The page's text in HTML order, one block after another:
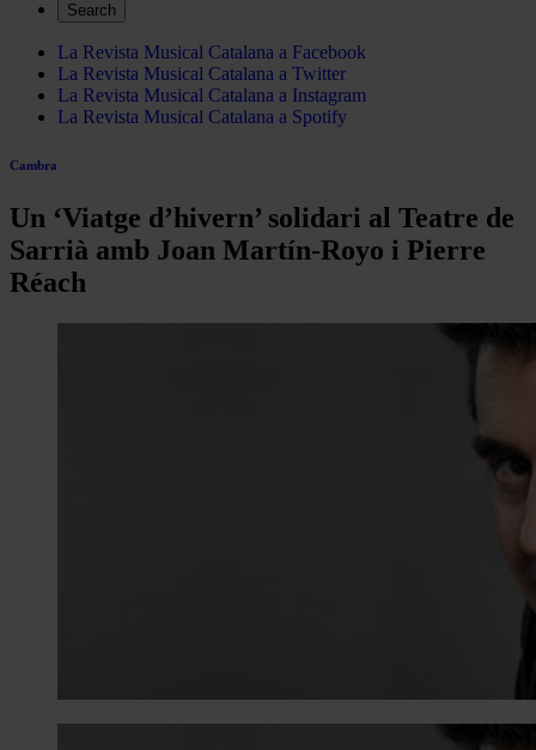
Search
La Revista Musical Catalana a Facebook
La Revista Musical Catalana a Twitter
La Revista Musical Catalana a Instagram
La Revista Musical Catalana a Spotify
Cambra
Un ‘Viatge d’hivern’ solidari al Teatre de
Sarrià amb Joan Martín-Royo i Pierre
Réach